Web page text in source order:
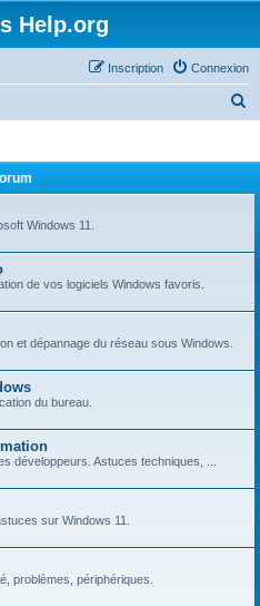
Help.org
Connexion
Inscription
e
Windows 11.
de vos logiciels Windows favoris.
et dépannage du réseau sous Windows.
du bureau.
développeurs. Astuces techniques, ...
sur Windows 11.
problèmes, périphériques.